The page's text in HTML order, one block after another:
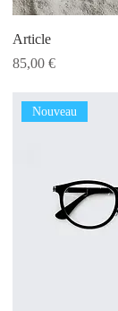
Article
Prix
85,00 €
Nouveau